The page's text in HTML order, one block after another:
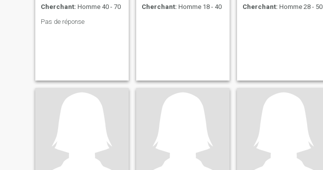
Cherchant: Homme 40 - 70
Pas de réponse
Cherchant: Homme 18 - 40
Cherchant: Homme 28 - 50